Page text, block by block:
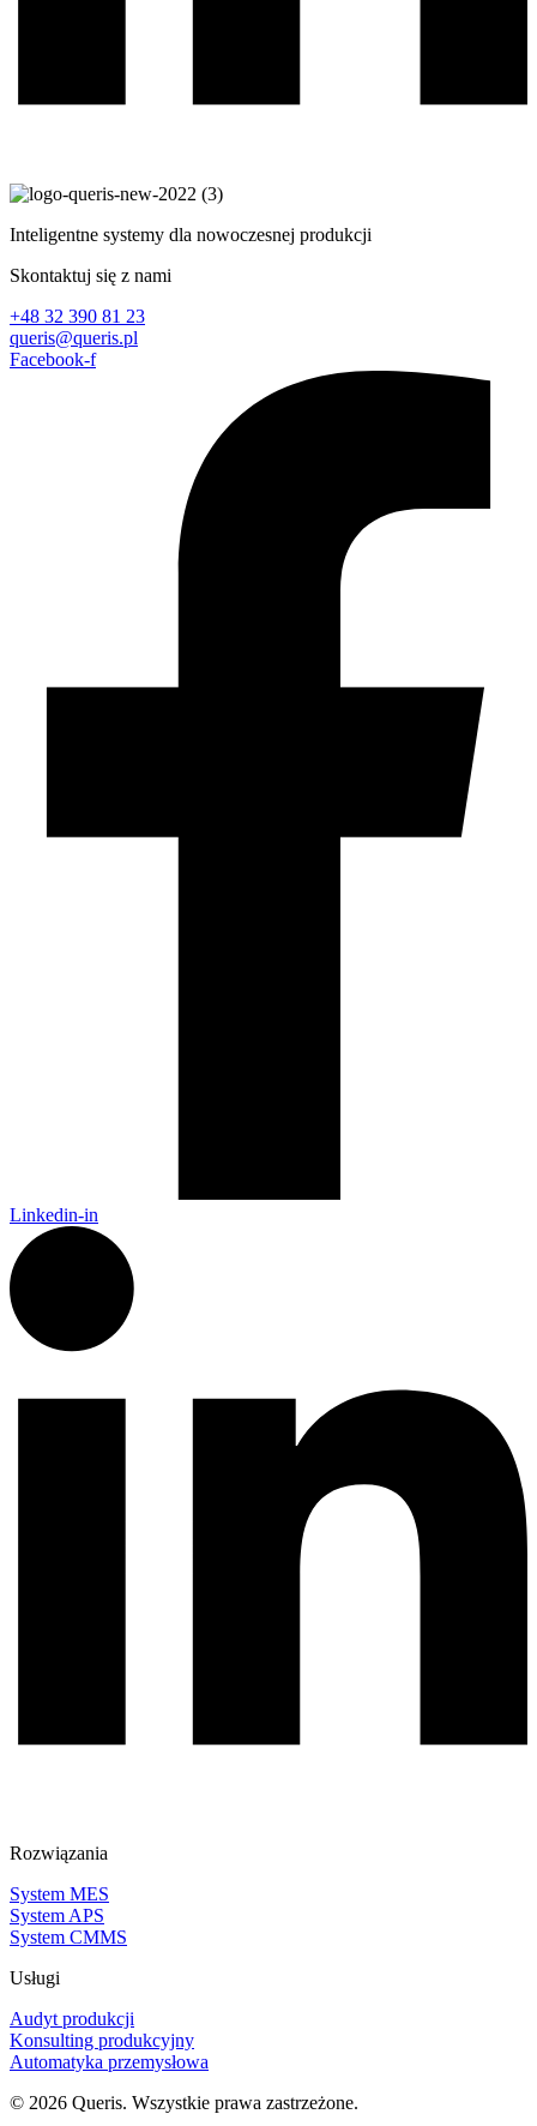
Inteligentne systemy dla nowoczesnej produkcji
Skontaktuj się z nami
+48 32 390 81 23
queris@queris.pl
Facebook-f
Linkedin-in
Rozwiązania
System MES
System APS
System CMMS
Usługi
Audyt produkcji
Konsulting produkcyjny
Automatyka przemysłowa
© 2026 Queris. Wszystkie prawa zastrzeżone.